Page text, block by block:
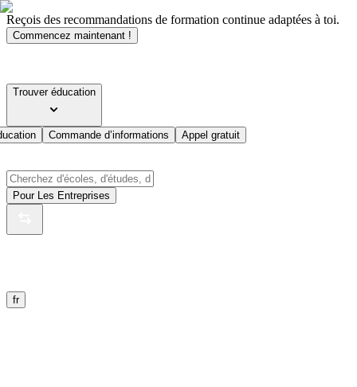
Reçois des recommandations de formation continue adaptées à toi.
Commencez maintenant !
Trouver éducation
Commande d’informations Appel gratuit
Pour Les Entreprises
fr